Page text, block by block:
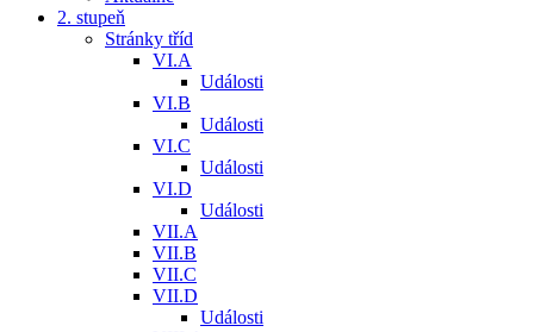
2. stupeň
Stránky tříd
VI.A
Události
VI.B
Události
VI.C
Události
VI.D
Události
VII.A
VII.B
VII.C
VII.D
Události